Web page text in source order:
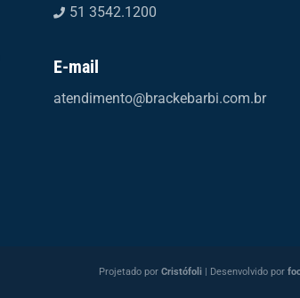
51 3542.1200
E-mail
atendimento@brackebarbi.com.br
Projetado por Cristófoli| Desenvolvido por